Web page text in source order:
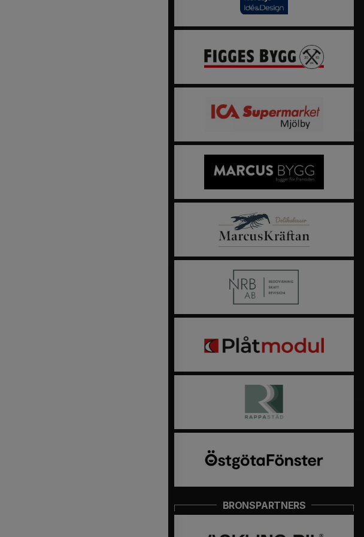
BRONSPARTNERS